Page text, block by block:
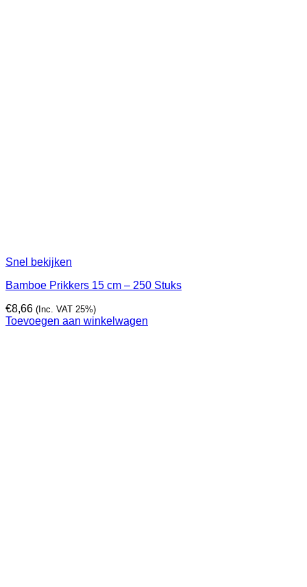
Snel bekijken
Bamboe Prikkers 15 cm – 250 Stuks
€8,66 (Inc. VAT 25%)
Toevoegen aan winkelwagen